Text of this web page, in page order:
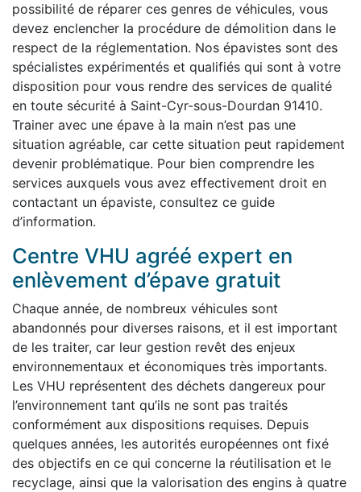
possibilité de réparer ces genres de véhicules, vous
devez enclencher la procédure de démolition dans le
respect de la réglementation. Nos épavistes sont des
spécialistes expérimentés et qualifiés qui sont à votre
disposition pour vous rendre des services de qualité
en toute sécurité à Saint-Cyr-sous-Dourdan 91410.
Trainer avec une épave à la main n’est pas une
situation agréable, car cette situation peut rapidement
devenir problématique. Pour bien comprendre les
services auxquels vous avez effectivement droit en
contactant un épaviste, consultez ce guide
d’information.
Centre VHU agréé expert en
enlèvement d’épave gratuit
Chaque année, de nombreux véhicules sont
abandonnés pour diverses raisons, et il est important
de les traiter, car leur gestion revêt des enjeux
environnementaux et économiques très importants.
Les VHU représentent des déchets dangereux pour
l’environnement tant qu’ils ne sont pas traités
conformément aux dispositions requises. Depuis
quelques années, les autorités européennes ont fixé
des objectifs en ce qui concerne la réutilisation et le
recyclage, ainsi que la valorisation des engins à quatre